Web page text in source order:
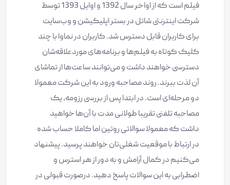
فیلم است که از اواخر سال 1392 و اوایل 1393 توسط
شرکت اینترنتی شاتل در بستر اپلیکیشن و وب‌سایت
برای کاربران قابل دسترس شد. کاربران در نماوا با چند
کلیک کوتاه به فیلم‌ها و برنامه‌های موردعلاقه‌شان
دسترسی خواهند داشت و می‌توانند ساعت‌ها از تماشای
آن لذت ببرند. روند مصاحبه ورود به این شرکت معمولا
دو مرحله‌ای است. در ابتدا پس از بررسی رزومه، یک
مصاحبه تلفنی تقریبا طولانی مدت با آن‌ها خواهید
داشت که معمولا سوالاتی روتین اما کاملا حساب شده
در ارتباط با موقعیت شغلی‌تان خواهند پرسید. پیشنهاد
می‌کنیم در کمال آرامش و به دور از هر استرس و
اضطرابی به این سوالات پاسخ دهید. درصورت قبولی در